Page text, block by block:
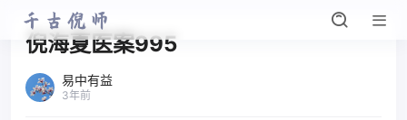
倪海夏医案995
易中有益
3年前